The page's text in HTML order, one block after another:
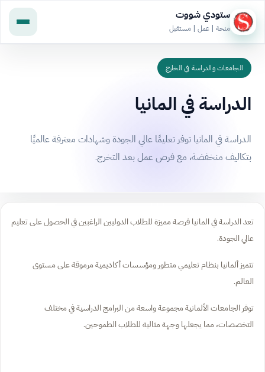
ستودي شووت
منحة | عمل | مستقبل
الجامعات والدراسة في الخارج
الدراسة في المانيا
الدراسة في المانيا توفر تعليمًا عالي الجودة وشهادات معترفة عالميًا
بتكاليف منخفضة، مع فرص عمل بعد التخرج.
تعد الدراسة في المانيا فرصة مميزة للطلاب الدوليين الراغبين في الحصول على تعليم
عالي الجودة.
تتميز ألمانيا بنظام تعليمي متطور ومؤسسات أكاديمية مرموقة على مستوى
العالم.
توفر الجامعات الألمانية مجموعة واسعة من البرامج الدراسية في مختلف
التخصصات، مما يجعلها وجهة مثالية للطلاب الطموحين.